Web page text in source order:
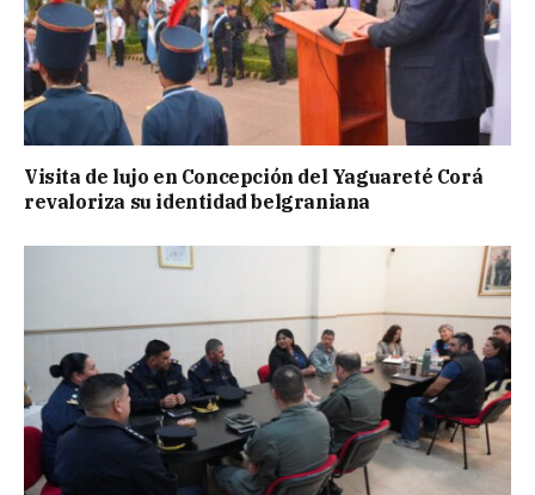
Visita de lujo en Concepción del Yaguareté Corá
revaloriza su identidad belgraniana